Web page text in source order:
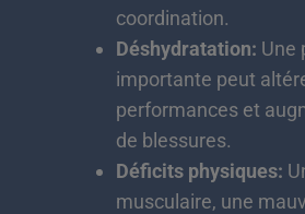
coordination.
Déshydratation: Une
importante peut
performances et
de blessures.
Déficits physiques:
musculaire, une